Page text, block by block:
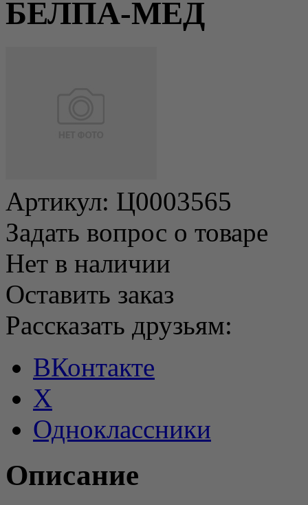
БЕЛПА-МЕД
Артикул: Ц0003565
Задать вопрос о товаре
Нет в наличии
Оставить заказ
Рассказать друзьям:
ВКонтакте
X
Одноклассники
Описание